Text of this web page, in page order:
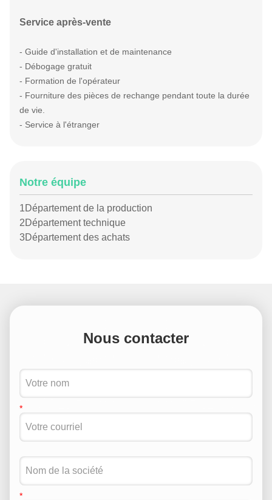
Service après-vente
- Guide d'installation et de maintenance
- Débogage gratuit
- Formation de l'opérateur
- Fourniture des pièces de rechange pendant toute la durée
de vie.
- Service à l'étranger
Notre équipe
1Département de la production
2Département technique
3Département des achats
Nous contacter